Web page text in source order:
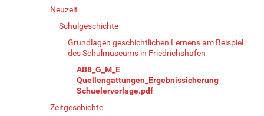
Neuzeit
Schulgeschichte
Grundlagen geschichtlichen Lernens am Beispiel
des Schulmuseums in Friedrichshafen
AB8_G_M_E
Quellengattungen_Ergebnissicherung
Schuelervorlage.pdf
Zeitgeschichte